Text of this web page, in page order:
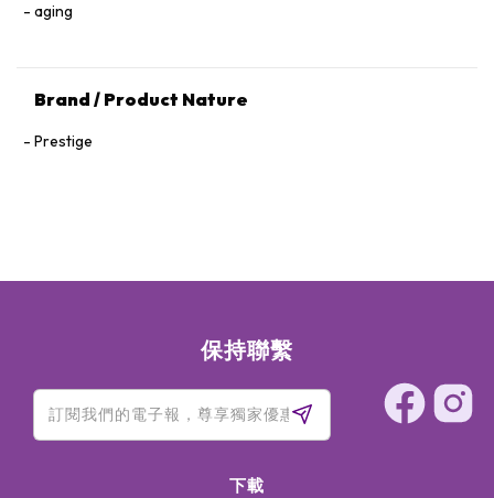
aging
Brand / Product Nature
Prestige
保持聯繫
下載